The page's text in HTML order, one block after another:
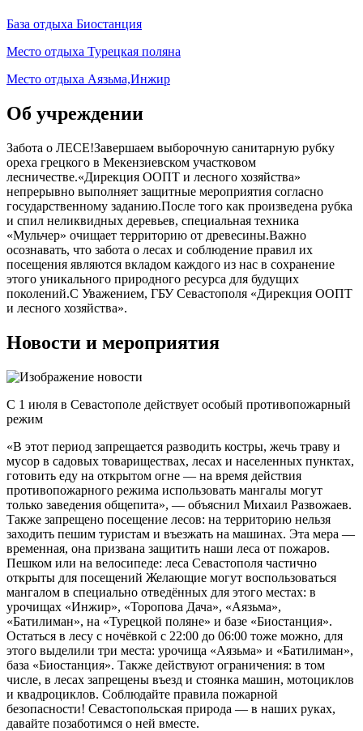
База отдыха Биостанция
Место отдыха Турецкая поляна
Место отдыха Аязьма,Инжир
Об учреждении
Забота о ЛЕСЕ!Завершаем выборочную санитарную рубку
ореха грецкого в Мекензиевском участковом
лесничестве.«Дирекция ООПТ и лесного хозяйства»
непрерывно выполняет защитные мероприятия согласно
государственному заданию.После того как произведена рубка
и спил неликвидных деревьев, специальная техника
«Мульчер» очищает территорию от древесины.Важно
осознавать, что забота о лесах и соблюдение правил их
посещения являются вкладом каждого из нас в сохранение
этого уникального природного ресурса для будущих
поколений.С Уважением, ГБУ Севастополя «Дирекция ООПТ
и лесного хозяйства».
Новости и мероприятия
С 1 июля в Севастополе действует особый противопожарный
режим
«В этот период запрещается разводить костры, жечь траву и
мусор в садовых товариществах, лесах и населенных пунктах,
готовить еду на открытом огне — на время действия
противопожарного режима использовать мангалы могут
только заведения общепита», — объяснил Михаил Развожаев.
Также запрещено посещение лесов: на территорию нельзя
заходить пешим туристам и въезжать на машинах. Эта мера —
временная, она призвана защитить наши леса от пожаров.
Пешком или на велосипеде: леса Севастополя частично
открыты для посещений Желающие могут воспользоваться
мангалом в специально отведённых для этого местах: в
урочищах «Инжир», «Торопова Дача», «Аязьма»,
«Батилиман», на «Турецкой поляне» и базе «Биостанция».
Остаться в лесу с ночёвкой с 22:00 до 06:00 тоже можно, для
этого выделили три места: урочища «Аязьма» и «Батилиман»,
база «Биостанция». Также действуют ограничения: в том
числе, в лесах запрещены въезд и стоянка машин, мотоциклов
и квадроциклов. Соблюдайте правила пожарной
безопасности! Севастопольская природа — в наших руках,
давайте позаботимся о ней вместе.